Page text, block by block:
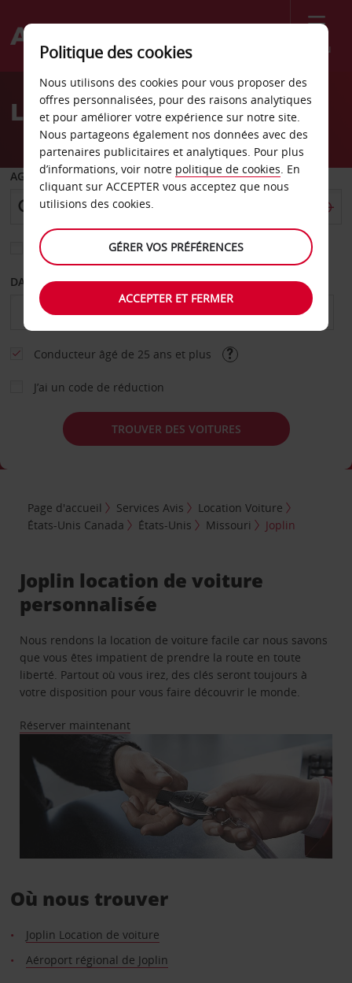
Menu
Welcome
AvisLocation de voiture Joplin
AGENCE DE DÉPART
Sélectionnez une autre agence de retour
DATE DE DÉBUT DATE DE FIN
Conducteur âgé de 25 ans et plus
J’ai un code de réduction
TROUVER DES VOITURES
Page d'accueil Services Avis
Location Voiture
États-Unis Canada
États-Unis Missouri Joplin
Joplin location de voiture
personnalisée
Nous rendons la location de voiture facile car nous savons
que vous êtes impatient de prendre la route en toute
liberté. Partout où vous irez, des clés seront toujours à
votre disposition pour vous faire découvrir le monde.
Réserver maintenant
Où nous trouver
Joplin Location de voiture
Aéroport régional de Joplin
Politique des cookies
Nous utilisons des cookies pour vous proposer des
offres personnalisées, pour des raisons analytiques
et pour améliorer votre expérience sur notre site.
Nous partageons également nos données avec des
partenaires publicitaires et analytiques. Pour plus
d’informations, voir notre politique de cookies. En
cliquant sur ACCEPTER vous acceptez que nous
utilisions des cookies.
GÉRER VOS PRÉFÉRENCES
ACCEPTER ET FERMER